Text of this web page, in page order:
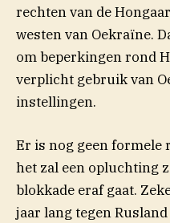
rechten van de
westen van Oekraïne.
om beperkingen rond
verplicht gebruik van
instellingen.
Er is nog geen formele
het zal een opluchting
blokkade eraf gaat.
jaar lang tegen